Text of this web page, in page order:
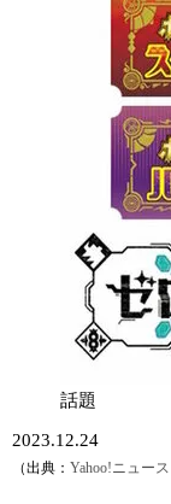
話題
2023.12.24
（出典：Yahoo!ニュース